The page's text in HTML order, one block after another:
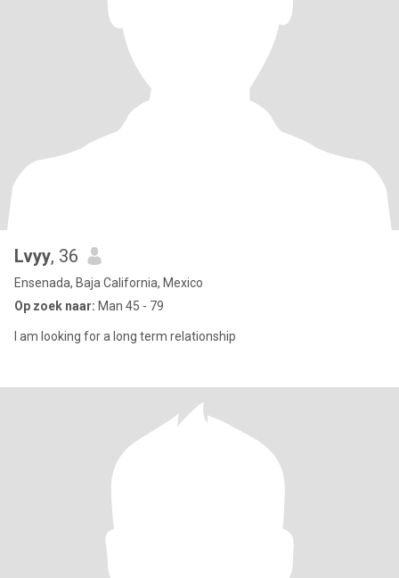
Lvyy, 36
Ensenada, Baja California, Mexico
Op zoek naar: Man 45 - 79
I am looking for a long term relationship